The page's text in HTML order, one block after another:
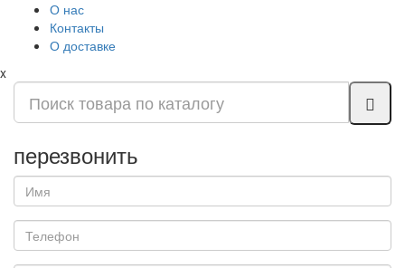
О нас
Контакты
О доставке
x
перезвонить